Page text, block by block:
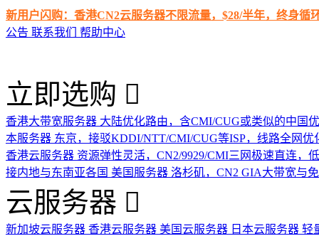
新用户闪购：香港CN2云服务器不限流量，$28/半年，终身循
公告 联系我们 帮助中心
立即选购
香港大带宽服务器 大陆优化路由，含CMI/CUG或类似的中国
本服务器 东京，接驳KDDI/NTT/CMI/CUG等ISP，线路全网优
香港云服务器 资源弹性灵活，CN2/9929/CMI三网极速直连，
接内地与东南亚各国 美国服务器 洛杉矶，CN2 GIA大带宽与
云服务器
新加坡云服务器 香港云服务器 美国云服务器 日本云服务器 轻